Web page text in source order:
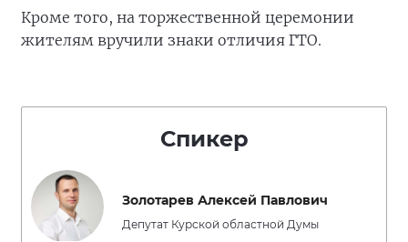
Кроме того, на торжественной церемонии
жителям вручили знаки отличия ГТО.
Спикер
Золотарев Алексей Павлович
Депутат Курской областной Думы